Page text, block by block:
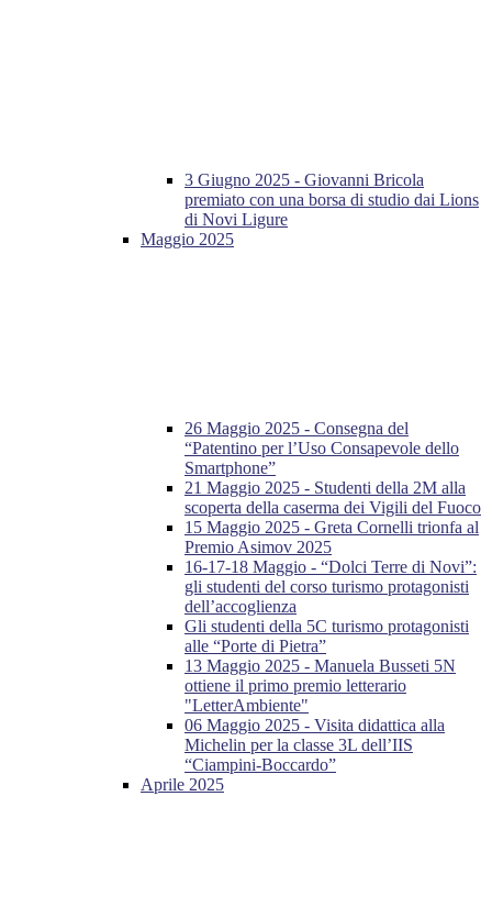
3 Giugno 2025 - Giovanni Bricola
premiato con una borsa di studio dai Lions
di Novi Ligure
Maggio 2025
26 Maggio 2025 - Consegna del
“Patentino per l’Uso Consapevole dello
Smartphone”
21 Maggio 2025 - Studenti della 2M alla
scoperta della caserma dei Vigili del Fuoco
15 Maggio 2025 - Greta Cornelli trionfa al
Premio Asimov 2025
16-17-18 Maggio - “Dolci Terre di Novi”:
gli studenti del corso turismo protagonisti
dell’accoglienza
Gli studenti della 5C turismo protagonisti
alle “Porte di Pietra”
13 Maggio 2025 - Manuela Busseti 5N
ottiene il primo premio letterario
"LetterAmbiente"
06 Maggio 2025 - Visita didattica alla
Michelin per la classe 3L dell’IIS
“Ciampini-Boccardo”
Aprile 2025